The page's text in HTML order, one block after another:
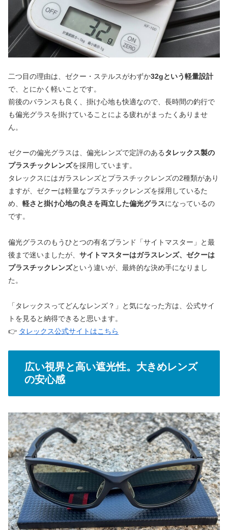
二つ目の理由は、ゼクー・ステルスがわずか32gという軽量設計
で、とにかく軽いことです。
前後のバランスも良く、掛け心地も快適なので、長時間の釣行で
も偏光グラスを掛けていることによる疲れがまったくありませ
ん。
ゼクーの偏光グラスは、偏光レンズで定評のあるタレックス製の
プラスチックレンズを採用しています。
タレックスにはガラスレンズとプラスチックレンズの2種類があり
ますが、ゼクーは軽量なプラスチックレンズを採用しているた
め、 軽さと掛け心地の良さを両立した偏光グラスになっているの
です。
偏光グラスのもうひとつの有名ブランド「サイトマスター」と最
後まで迷いましたが、 サイトマスターはガラスレンズ、ゼクーは
プラスチックレンズという違いが、最終的な決め手になりまし
た。
「タレックスってどんなレンズ？」と気になった方は、公式サイ
トを見ると納得できると思います。
👉 タレックス公式サイトはこちら
広い視界と高い遮光性。大きめレンズ
の安心感